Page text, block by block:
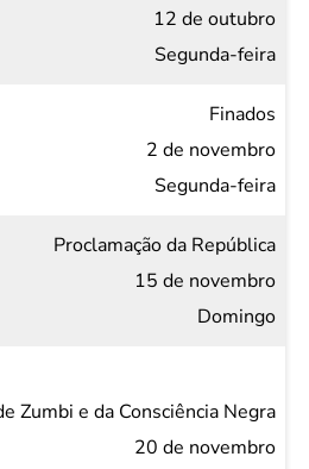
12 de outubro
Segunda-feira
Finados
2 de novembro
Segunda-feira
Proclamação da República
15 de novembro
Domingo
Zumbi e da Consciência Negra
20 de novembro